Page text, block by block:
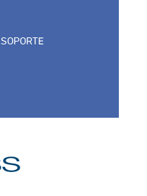
SOPORTE